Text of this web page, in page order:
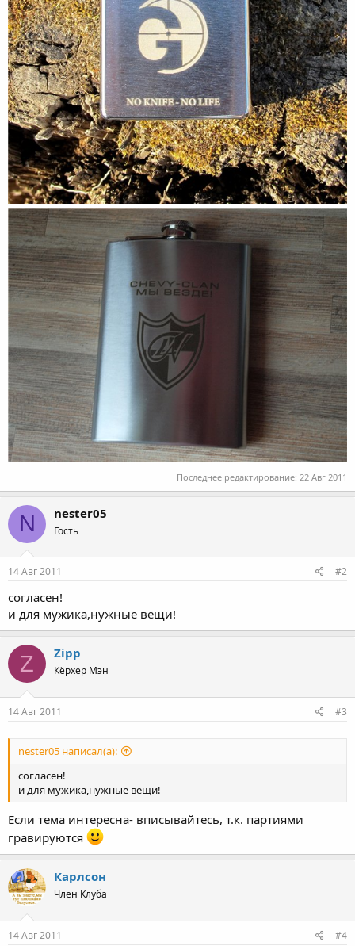
Последнее редактирование: 22 Авг 2011
N nester05
Гость
14 Авг 2011 #2
согласен!
и для мужика,нужные вещи!
Z Zipp
Кёрхер Мэн
14 Авг 2011 #3
nester05 написал(а):
согласен!
и для мужика,нужные вещи!
Если тема интересна- вписывайтесь, т.к. партиями
гравируются
Карлсон
Член Клуба
14 Авг 2011 #4